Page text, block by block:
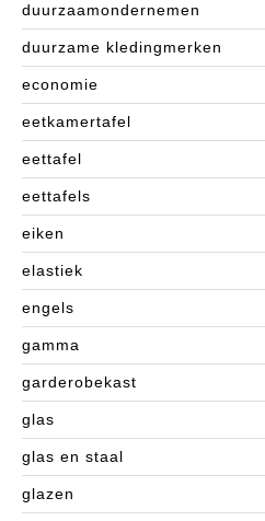
duurzaamondernemen
duurzame kledingmerken
economie
eetkamertafel
eettafel
eettafels
eiken
elastiek
engels
gamma
garderobekast
glas
glas en staal
glazen